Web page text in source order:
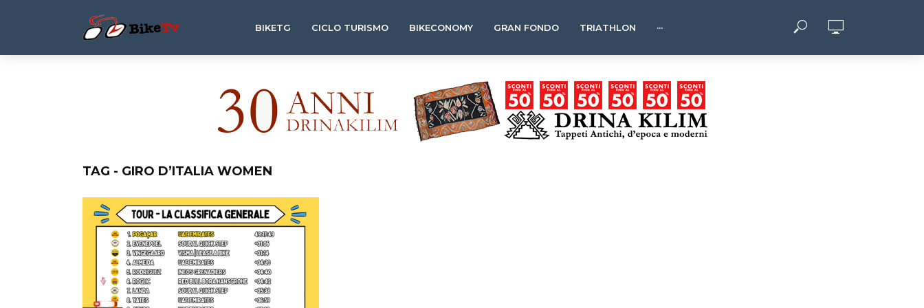
BIKETG CICLO TURISMO BIKECONOMY GRAN FONDO TRIATHLON ···
TAG - GIRO D’ITALIA WOMEN